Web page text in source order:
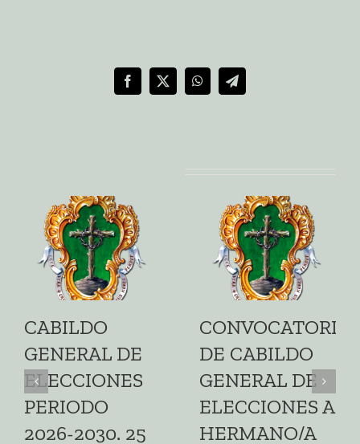
Facebook
X WhatsAppTelegram
CABILDO
GENERAL DE
ELECCIONES
PERIODO
2026-2030. 25
CONVOCATORIA
DE CABILDO
GENERAL DE
ELECCIONES A
HERMANO/A